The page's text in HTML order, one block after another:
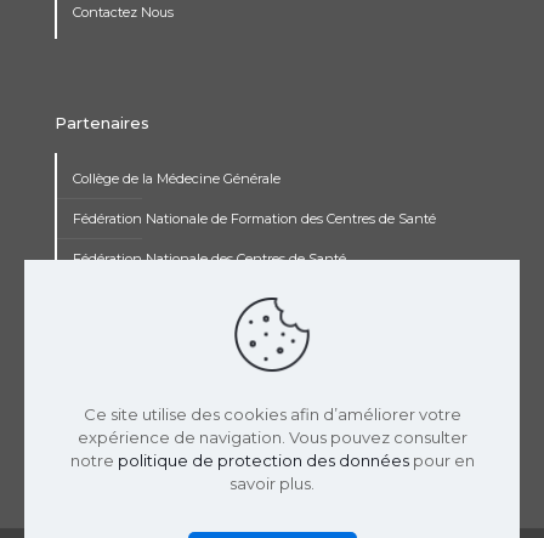
Contactez Nous
Partenaires
Collège de la Médecine Générale
Fédération Nationale de Formation des Centres de Santé
Fédération Nationale des Centres de Santé
Institut de Recherche Jean François Rey
Ce site utilise des cookies afin d’améliorer votre
expérience de navigation. Vous pouvez consulter
notre politique de protection des donnéespour en
savoir plus.